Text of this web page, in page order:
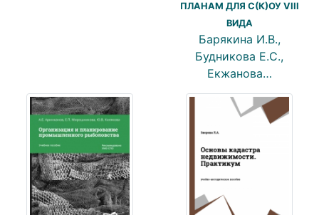
ПЛАНАМ ДЛЯ С(К)ОУ VIII
ВИДА
Барякина И.В.,
Будникова Е.С.,
Екжанова…